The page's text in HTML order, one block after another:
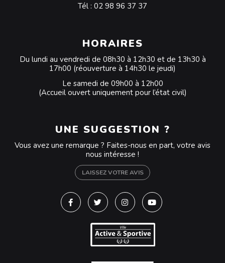
Tél : 02 98 96 37 37
HORAIRES
Du lundi au vendredi de 08h30 à 12h30 et de 13h30 à
17h00 (réouverture à 14h30 le jeudi)
Le samedi de 09h00 à 12h00
(Accueil ouvert uniquement pour l’état civil)
UNE SUGGESTION ?
Vous avez une remarque ? Faites-nous en part, votre avis
nous intéresse !
LAISSEZ VOTRE AVIS
Lien vers le compte Facebook
Lien vers le compte Twitter
Lien vers le compte
Lien vers la chaîne